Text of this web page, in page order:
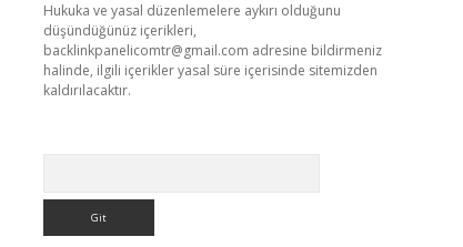
Hukuka ve yasal düzenlemelere aykırı olduğunu
düşündüğünüz içerikleri,
backlinkpanelicomtr@gmail.com adresine bildirmeniz
halinde, ilgili içerikler yasal süre içerisinde sitemizden
kaldırılacaktır.